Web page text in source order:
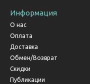
Информация
О нас
Оплата
Доставка
Обмен/Возврат
Скидки
Публикации